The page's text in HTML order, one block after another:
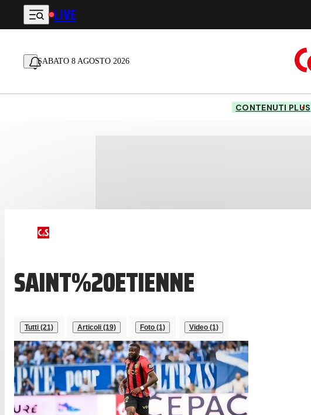
Vai al contenuto principale
LIVE
SABATO 8 AGOSTO 2026
CONTENUTI PLUS
SAINT%20ETIENNE
Tutti (21) Articoli (19) Foto (1) Video (1)